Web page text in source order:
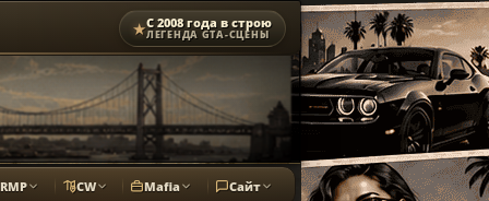
★С 2008 года в строю
ЛЕГЕНДА GTA-СЦЕНЫ
CW Mafia Сайт